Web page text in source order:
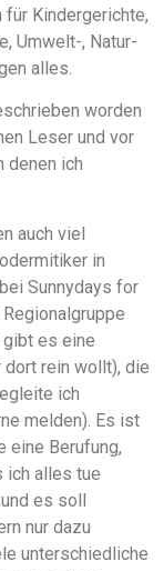
für Kindergerichte,
Umwelt-, Natur-
alles.
worden
Leser und vor
denen ich
auch viel
in
Sunnydays for
es eine
dort rein wollt), die
ich
melden). Es ist
eine Berufung,
ich alles tue
es soll
nur dazu
unterschiedliche